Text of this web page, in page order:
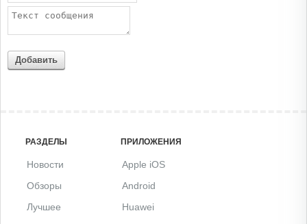
Добавить
РАЗДЕЛЫ
Новости
Обзоры
Лучшее
ПРИЛОЖЕНИЯ
Apple iOS
Android
Huawei